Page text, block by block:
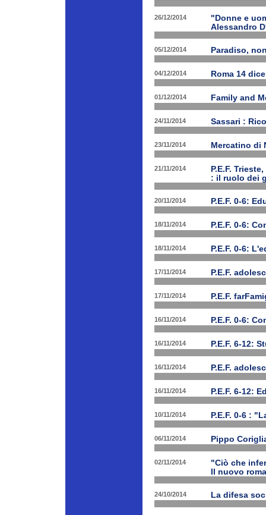
26/12/2014
"Donne e
Alessandro
05/12/2014 Paradiso,
04/12/2014 Roma 14
01/12/2014 Family and
24/11/2014 Sassari :
23/11/2014 Mercatino di
21/11/2014
P.E.F.
: il ruolo dei
20/11/2014 P.E.F. 0-6:
18/11/2014 P.E.F. 0-6:
18/11/2014 P.E.F. 0-6:
17/11/2014 P.E.F.
17/11/2014 P.E.F.
16/11/2014 P.E.F. 0-6:
16/11/2014 P.E.F. 6-12:
16/11/2014 P.E.F.
16/11/2014 P.E.F. 6-12:
10/11/2014 P.E.F. 0-6 :
06/11/2014 Pippo
02/11/2014
"Ciò che
Il nuovo
24/10/2014 La difesa